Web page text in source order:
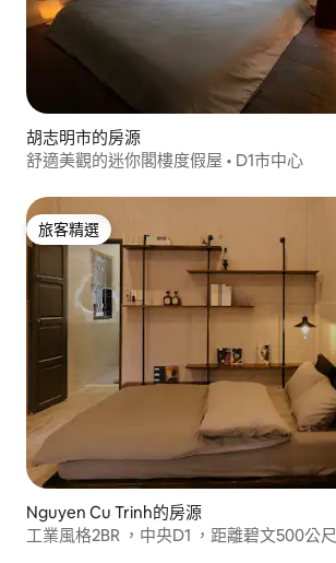
胡志明市的房源
舒適美觀的迷你閣樓度假屋 • D1市中心
旅客精選
旅客精選
Nguyen Cu Trinh的房源
工業風格2BR ，中央D1 ，距離碧文500公尺